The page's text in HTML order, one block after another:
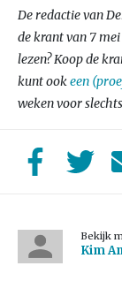
De redactie van
de krant van 7
lezen? Koop de
kunt ookeen
weken voor
Bekijk
Kim